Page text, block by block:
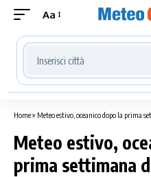
Aa
Cerca località meteo
Home» Meteo estivo, oceanico dopo la prima
Meteo estivo,
prima settimana